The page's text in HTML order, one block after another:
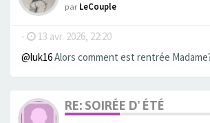
parLeCouple
- 13 avr. 2026, 22:20
@luk16Alors comment est rentrée
RE: SOIRÉE D' ÉTÉ